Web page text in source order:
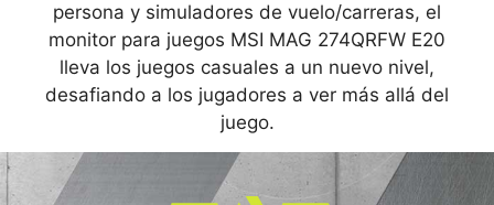
persona y simuladores de vuelo/carreras, el
monitor para juegos MSI MAG 274QRFW E20
lleva los juegos casuales a un nuevo nivel,
desafiando a los jugadores a ver más allá del
juego.